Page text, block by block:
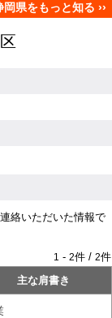
岡県をもっと知る ››
絡いただいた情報で
1 - 2件 / 2件
主な肩書き